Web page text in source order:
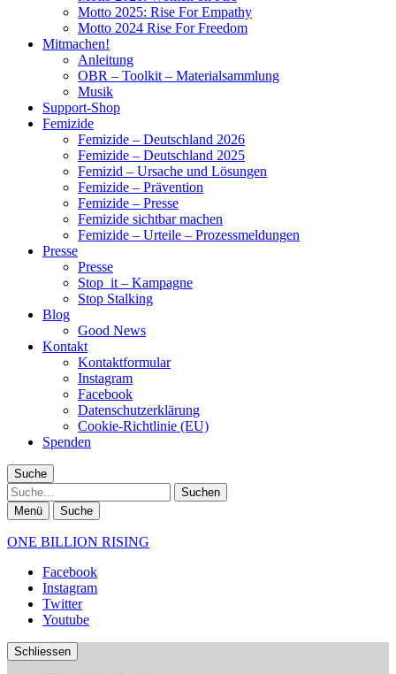
Motto 2025: Rise For Empathy
Motto 2024 Rise For Freedom
Mitmachen!
Anleitung
OBR – Toolkit – Materialsammlung
Musik
Support-Shop
Femizide
Femizide – Deutschland 2026
Femizide – Deutschland 2025
Femizid – Ursache und Lösungen
Femizide – Prävention
Femizide – Presse
Femizide sichtbar machen
Femizide – Urteile – Prozessmeldungen
Presse
Presse
Stop_it – Kampagne
Stop Stalking
Blog
Good News
Kontakt
Kontaktformular
Instagram
Facebook
Datenschutzerklärung
Cookie-Richtlinie (EU)
Spenden
Suche
Suche
Menü Suche
ONE BILLION RISING
Facebook
Instagram
Twitter
Youtube
Schliessen